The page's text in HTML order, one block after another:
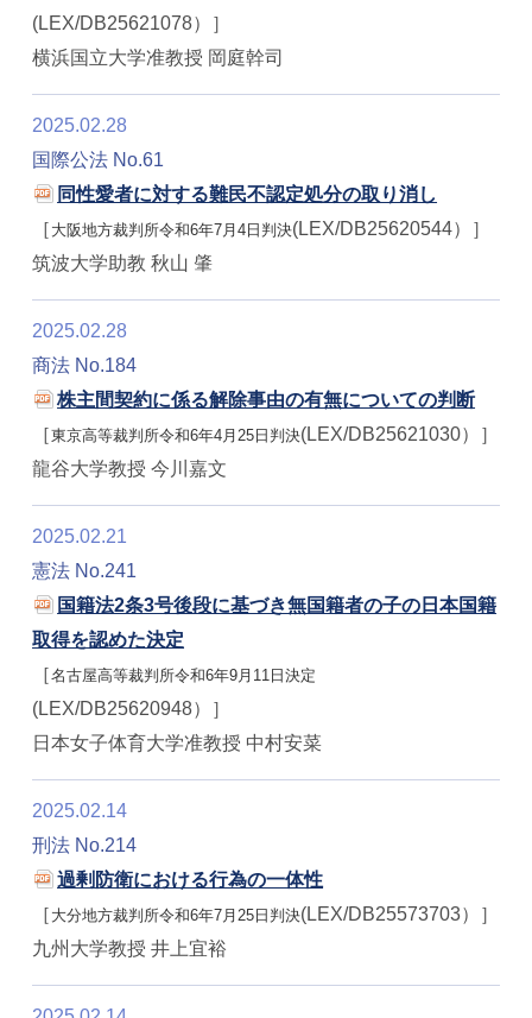
(LEX/DB25621078）］
横浜国立大学准教授 岡庭幹司
2025.02.28
国際公法 No.61
同性愛者に対する難民不認定処分の取り消し
［ 大阪地方裁判所令和6年7月4日判決(LEX/DB25620544）］
筑波大学助教 秋山 肇
2025.02.28
商法 No.184
株主間契約に係る解除事由の有無についての判断
［東京高等裁判所令和6年4月25日判決(LEX/DB25621030）］
龍谷大学教授 今川嘉文
2025.02.21
憲法 No.241
国籍法2条3号後段に基づき無国籍者の子の日本国籍
取得を認めた決定
［名古屋高等裁判所令和6年9月11日決定
(LEX/DB25620948）］
日本女子体育大学准教授 中村安菜
2025.02.14
刑法 No.214
過剰防衛における行為の一体性
［ 大分地方裁判所令和6年7月25日判決(LEX/DB25573703）］
九州大学教授 井上宜裕